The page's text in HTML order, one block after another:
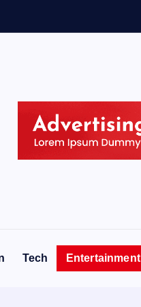
Tech Entertainment